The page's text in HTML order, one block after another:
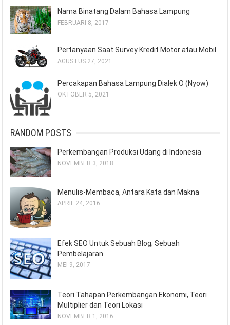
Nama Binatang Dalam Bahasa Lampung
FEBRUARI 8, 2017
Pertanyaan Saat Survey Kredit Motor atau Mobil
AGUSTUS 27, 2021
Percakapan Bahasa Lampung Dialek O (Nyow)
OKTOBER 5, 2021
RANDOM POSTS
Perkembangan Produksi Udang di Indonesia
NOVEMBER 3, 2018
Menulis-Membaca, Antara Kata dan Makna
APRIL 24, 2016
Efek SEO Untuk Sebuah Blog; Sebuah
Pembelajaran
MEI 9, 2017
Teori Tahapan Perkembangan Ekonomi, Teori
Multiplier dan Teori Lokasi
NOVEMBER 1, 2016